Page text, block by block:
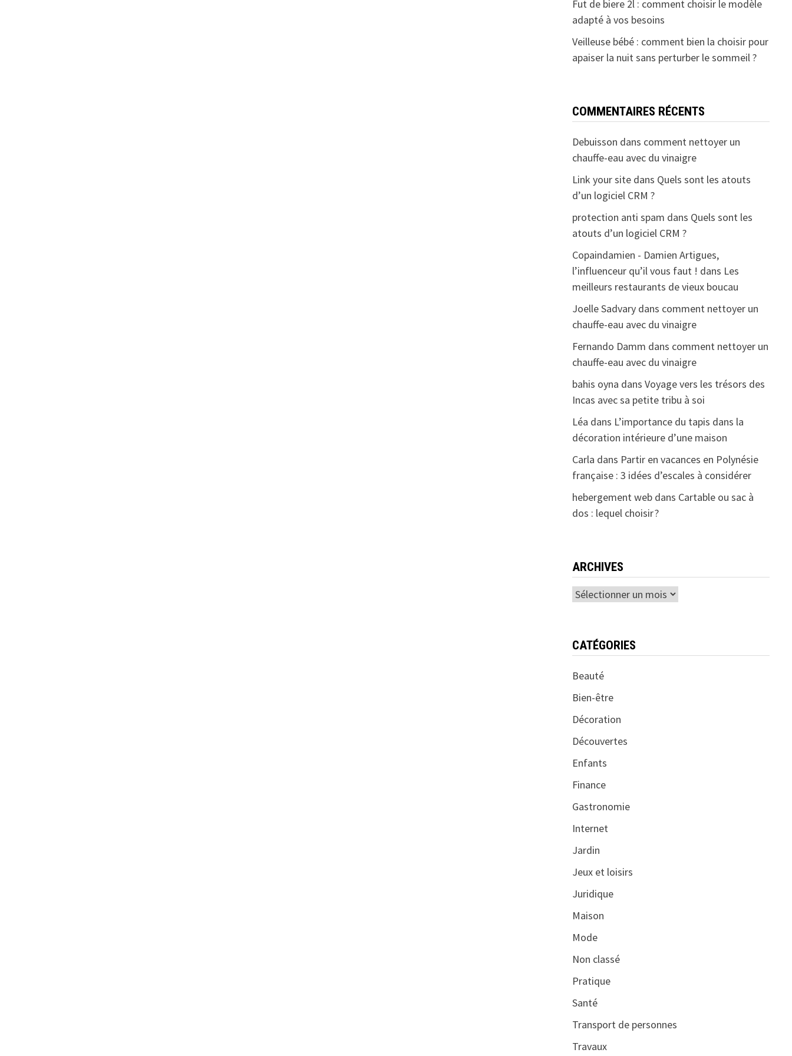
Fut de biere 2l : comment choisir le modèle
adapté à vos besoins
Veilleuse bébé : comment bien la choisir pour
apaiser la nuit sans perturber le sommeil ?
COMMENTAIRES RÉCENTS
Debuisson dans comment nettoyer un
chauffe-eau avec du vinaigre
Link your sitedans Quels sont les atouts
d’un logiciel CRM ?
protection anti spam dans Quels sont les
atouts d’un logiciel CRM ?
Copaindamien - Damien Artigues,
l’influenceur qu’il vous faut ! dans Les
meilleurs restaurants de vieux boucau
Joelle Sadvarydans comment nettoyer un
chauffe-eau avec du vinaigre
Fernando Damm dans comment nettoyer un
chauffe-eau avec du vinaigre
bahis oyna dans Voyage vers les trésors des
Incas avec sa petite tribu à soi
Léa dans L’importance du tapis dans la
décoration intérieure d’une maison
Carla dans Partir en vacances en Polynésie
française : 3 idées d’escales à considérer
hebergement webdans Cartable ou sac à
dos : lequel choisir ?
ARCHIVES
Archives
CATÉGORIES
Beauté
Bien-être
Décoration
Découvertes
Enfants
Finance
Gastronomie
Internet
Jardin
Jeux et loisirs
Juridique
Maison
Mode
Non classé
Pratique
Santé
Transport de personnes
Travaux